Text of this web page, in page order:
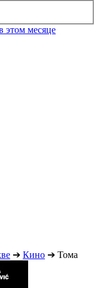
этом месяце
➔ Кино ➔ Тома